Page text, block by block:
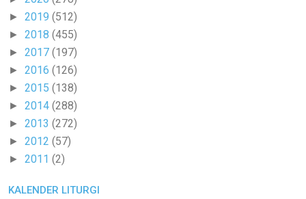
► 2019 (512)
► 2018 (455)
► 2017 (197)
► 2016 (126)
► 2015 (138)
► 2014 (288)
► 2013 (272)
► 2012 (57)
► 2011 (2)
KALENDER LITURGI